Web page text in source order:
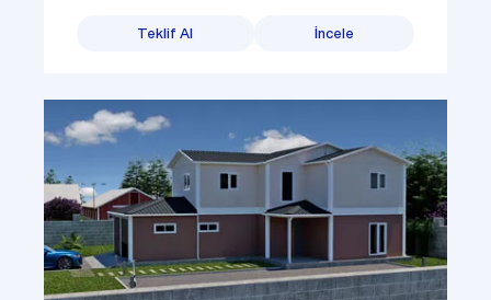
Teklif Al İncele